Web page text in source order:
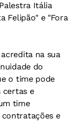
Itália
Felipão" e "Fora
na sua
do
o time pode
certas e
time
contratações e